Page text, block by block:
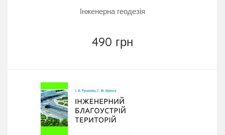
Інженерна геодезія
490 грн